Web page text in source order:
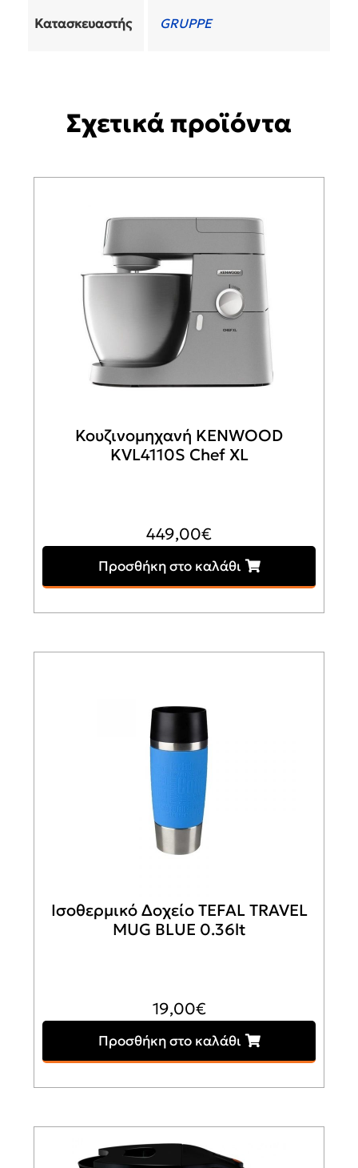
Κατασκευαστής GRUPPE
Σχετικά προϊόντα
Κουζινομηχανή KENWOOD
KVL4110S Chef XL
449,00€
Προσθήκη στο καλάθι
Ισοθερμικό Δοχείο TEFAL TRAVEL
MUG BLUE 0.36lt
19,00€
Προσθήκη στο καλάθι